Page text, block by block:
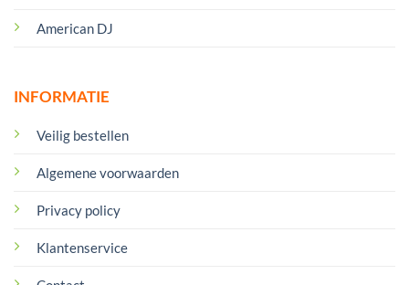
American DJ
INFORMATIE
Veilig bestellen
Algemene voorwaarden
Privacy policy
Klantenservice